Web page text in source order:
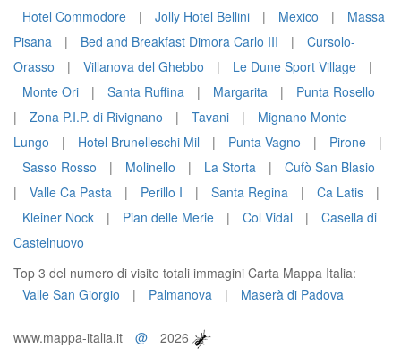
Hotel Commodore | Jolly Hotel Bellini | Mexico |
Massa
Pisana
| Bed and Breakfast Dimora Carlo III |
Cursolo-
Orasso
| Villanova del Ghebbo | Le Dune Sport Village
|
Monte Ori
| Santa Ruffina | Margarita |
Punta Rosello
|
Zona P.I.P. di Rivignano | Tavani |
Mignano Monte
Lungo
| Hotel Brunelleschi Mil | Punta Vagno | Pirone
|
Sasso Rosso
| Molinello | La Storta |
Cufò San Blasio
|
Valle Ca Pasta | Perillo I | Santa Regina | Ca Latis
|
Kleiner Nock
| Pian delle Merie | Col Vidàl |
Casella di
Castelnuovo
Top 3 del numero di visite totali immagini Carta Mappa Italia:
Valle San Giorgio
| Palmanova | Maserà di Padova
www.mappa-italia.it @ 2026